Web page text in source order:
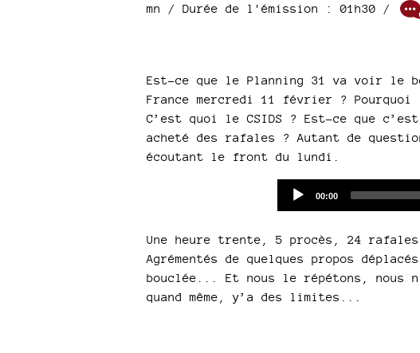
mn / Durée de l'émission : 01h30 /
Est-ce que le Planning 31 va voir le
France mercredi 11 février ?
C’est quoi le CSIDS ? Est-ce que
acheté des rafales ? Autant de
écoutant le front du lundi.
Current
00:00
Une heure trente, 5 procès, 24
Agrémentés de quelques propos
bouclée... Et nous le répétons, nous
quand même, y’a des limites...